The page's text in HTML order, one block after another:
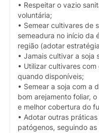
• Respeitar o vazio
voluntária;
• Semear cultivares de
semeadura no início da
região (adotar
• Jamais cultivar a soja
• Utilizar cultivares
quando disponíveis;
• Semear a soja com a
bom arejamento foliar,
e melhor cobertura do
• Adotar outras
patógenos, seguindo